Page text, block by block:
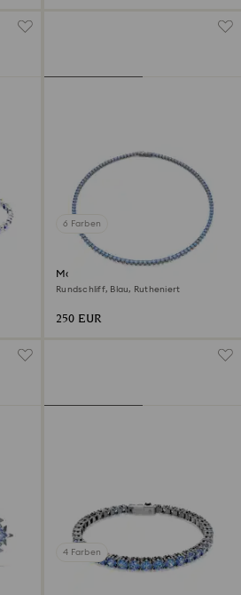
6 Farben
Matrix Tennis Halskette
Rundschliff, Blau, Rutheniert
250 EUR
4 Farben